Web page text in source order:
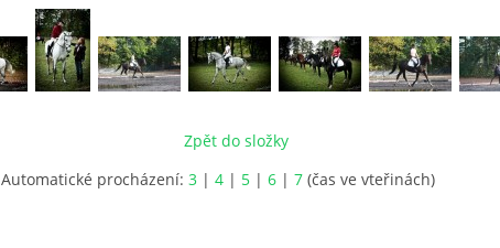
Zpět do složky
Automatické procházení: 3 | 4 | 5 | 6 | 7 (čas ve vteřinách)